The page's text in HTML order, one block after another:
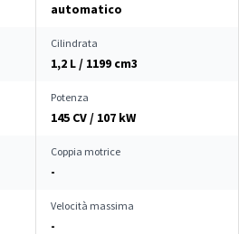
automatico
Cilindrata
1,2 L / 1199 cm3
Potenza
145 CV / 107 kW
Coppia motrice
-
Velocità massima
-